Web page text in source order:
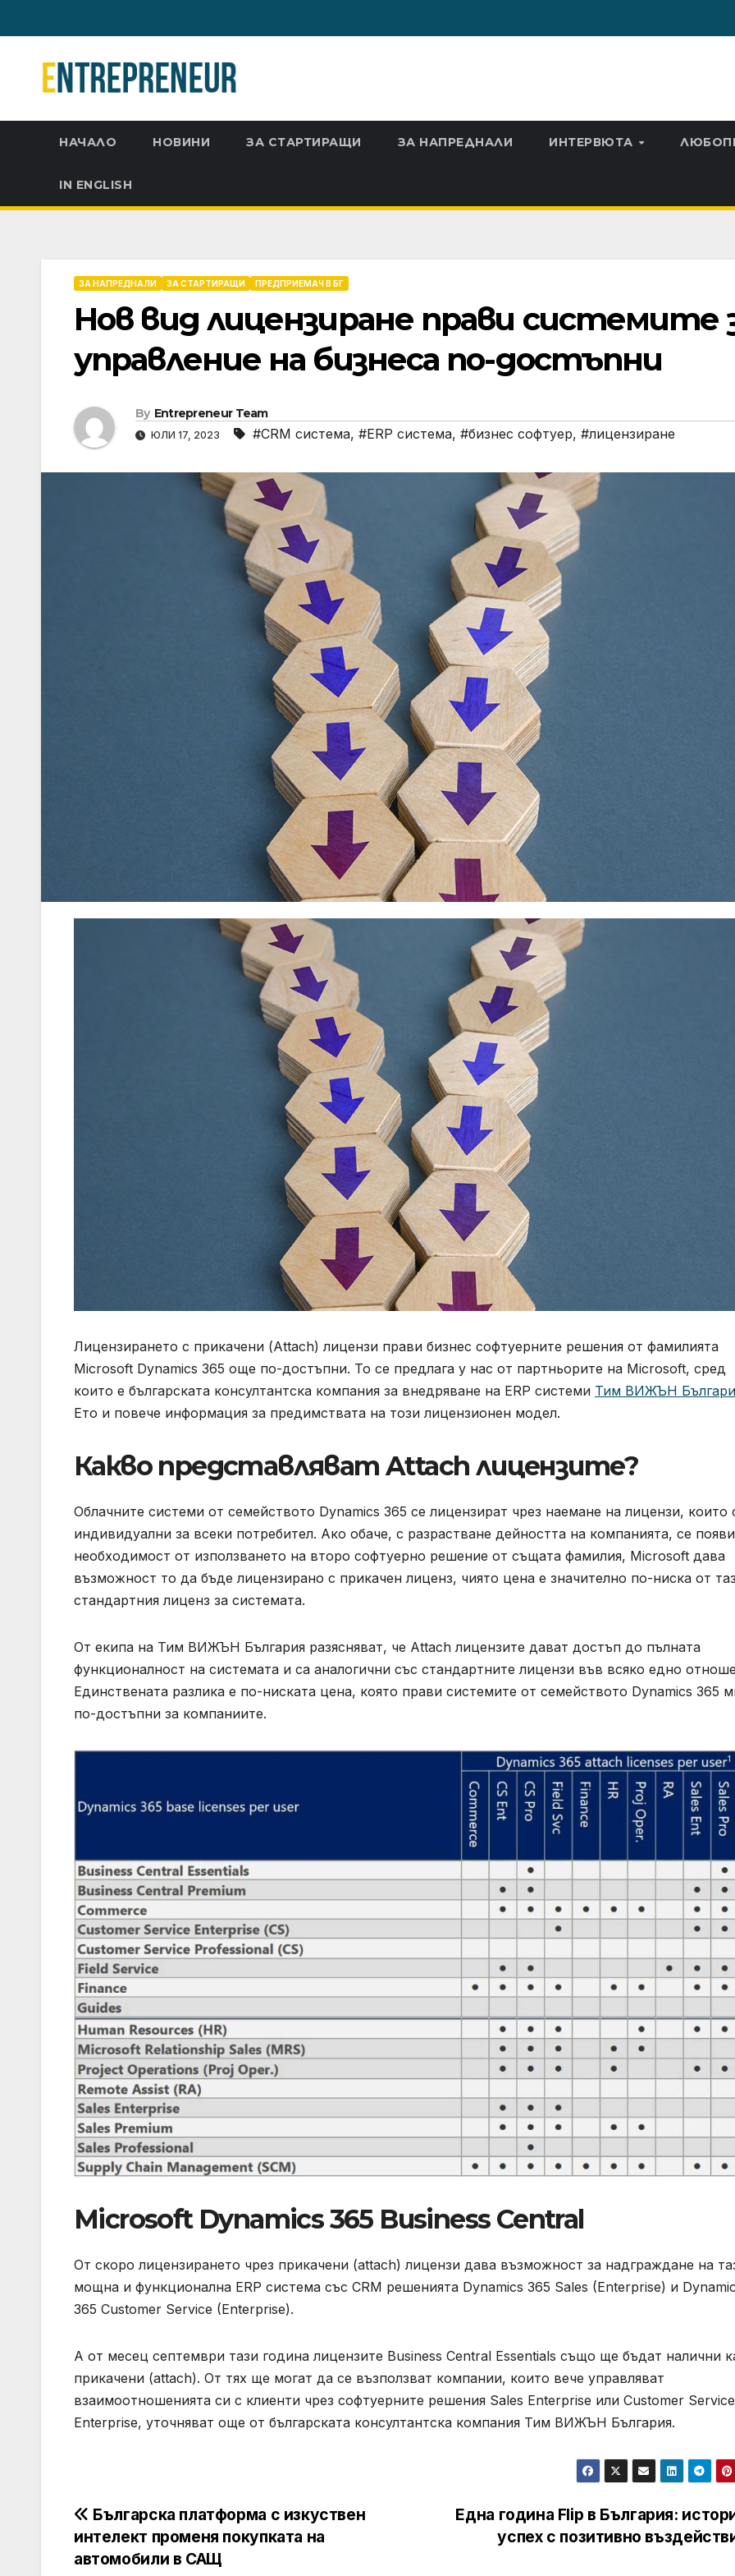
to
content
НАЧАЛО НОВИНИ ЗА СТАРТИРАЩИ ЗА НАПРЕДНАЛИ ИНТЕРВЮТА
IN ENGLISH
ЗА НАПРЕДНАЛИ ЗА СТАРТИРАЩИ ПРЕДПРИЕМАЧ В БГ
Нов вид лицензиране прави системите
управление на бизнеса по-достъпни
By Entrepreneur Team
ЮЛИ 17, 2023 #CRM система, #ERP система, #бизнес софтуер, #лицензиране
Лицензирането с прикачени (Attach) лицензи прави бизнес софтуерните решения от фамилията
Microsoft Dynamics 365 още по-достъпни. То се предлага у нас от партньорите на Microsoft, сред
които е българската консултантска компания за внедряване на ERP системи Тим ВИЖЪН
Ето и повече информация за предимствата на този лицензионен модел.
Какво представляват Attach лицензите?
Облачните системи от семейството Dynamics 365 се лицензират чрез наемане на лицензи, които
индивидуални за всеки потребител. Ако обаче, с разрастване дейността на компанията, се появи
необходимост от използването на второ софтуерно решение от същата фамилия, Microsoft дава
възможност то да бъде лицензирано с прикачен лиценз, чиято цена е значително по-ниска от
стандартния лиценз за системата.
От екипа на Тим ВИЖЪН България разясняват, че Attach лицензите дават достъп до пълната
функционалност на системата и са аналогични със стандартните лицензи във всяко едно
Единствената разлика е по-ниската цена, която прави системите от семейството Dynamics 365
по-достъпни за компаниите.
Microsoft Dynamics 365 Business Central
От скоро лицензирането чрез прикачени (attach) лицензи дава възможност за надграждане на
мощна и функционална ERP система със CRM решенията Dynamics 365 Sales (Enterprise) и
365 Customer Service (Enterprise).
А от месец септември тази година лицензите Business Central Essentials също ще бъдат налични
прикачени (attach). От тях ще могат да се възползват компании, които вече управляват
взаимоотношенията си с клиенти чрез софтуерните решения Sales Enterprise или Customer Service
Enterprise, уточняват още от българската консултантска компания Тим ВИЖЪН България.
Навигация
Една година Flip в България:
успех с позитивно
Българска платформа с изкуствен
интелект променя покупката на
автомобили в САЩ